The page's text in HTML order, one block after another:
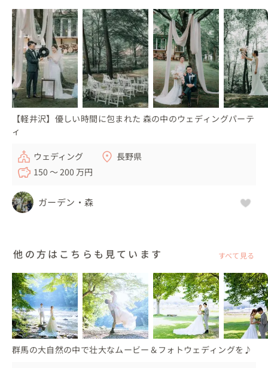
【軽井沢】優しい時間に包まれた 森の中のウェディングパーテ
ィ
ウェディング
長野県
150 〜 200 万円
ガーデン・森
他の方はこちらも見ています すべて見る
群馬の大自然の中で壮大なムービー＆フォトウェディングを♪